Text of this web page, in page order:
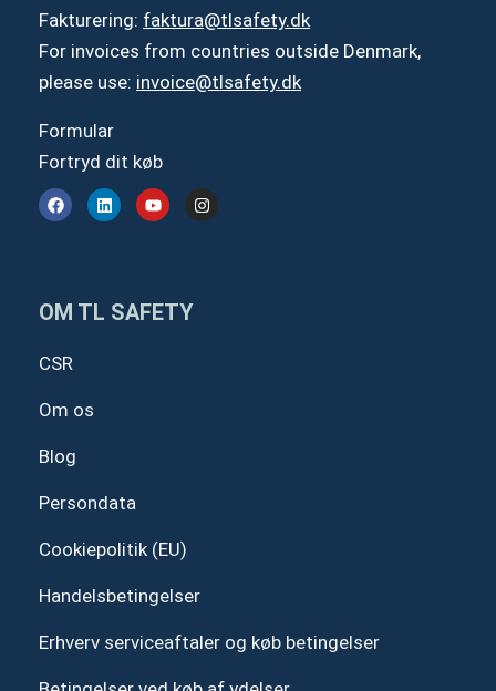
Fakturering: faktura@tlsafety.dk
For invoices from countries outside Denmark,
please use: invoice@tlsafety.dk
Formular
Fortryd dit køb
F
a
c
k
L
i
n
n
Y
o
u
I
n
s
OM TL SAFETY
CSR
Om os
Blog
Persondata
Cookiepolitik (EU)
Handelsbetingelser
Erhverv serviceaftaler og køb betingelser